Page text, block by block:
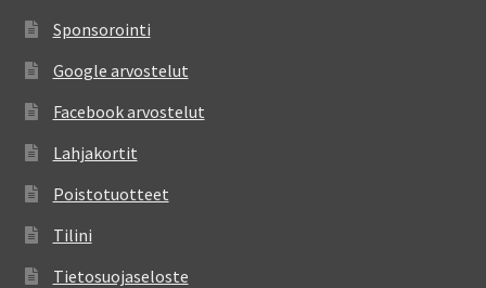
Sponsorointi
Google arvostelut
Facebook arvostelut
Lahjakortit
Poistotuotteet
Tilini
Tietosuojaseloste